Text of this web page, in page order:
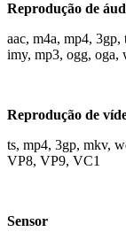
Reprodução de
aac, m4a, mp4,
imy, mp3, ogg, oga,
Reprodução de
ts, mp4, 3gp, mkv,
VP8, VP9, ​​VC1
Sensor